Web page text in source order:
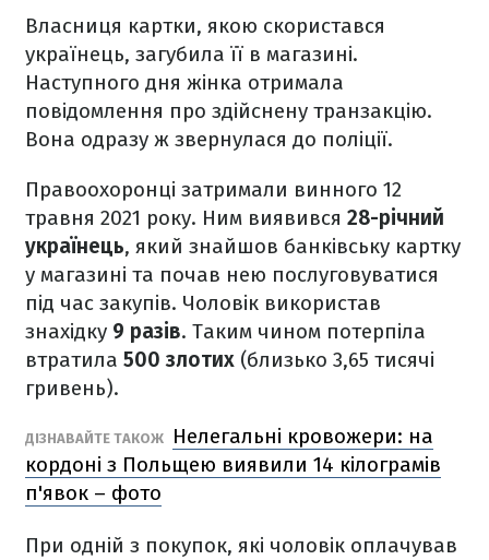
Власниця картки, якою скористався
українець, загубила її в магазині.
Наступного дня жінка отримала
повідомлення про здійснену транзакцію.
Вона одразу ж звернулася до поліції.
Правоохоронці затримали винного 12
травня 2021 року. Ним виявився 28-річний
українець, який знайшов банківську картку
у магазині та почав нею послуговуватися
під час закупів. Чоловік використав
знахідку 9 разів. Таким чином потерпіла
втратила 500 злотих (близько 3,65 тисячі
гривень).
ДІЗНАВАЙТЕ ТАКОЖ
Нелегальні кровожери: на
кордоні з Польщею виявили 14 кілограмів
п'явок – фото
При одній з покупок, які чоловік оплачував